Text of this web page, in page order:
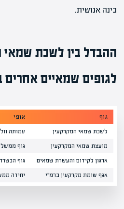
בינה אנושית.
ההבדל בין לשכת שמאי
לגופים שמאיים אחרים
גוף אופי
לשכת שמאי המקרקעין עמותה
מועצת שמאי המקרקעין גוף
ארגון לקידום והעשרת שמאים גוף
אגף שומת מקרקעין ברמ"י יחידה